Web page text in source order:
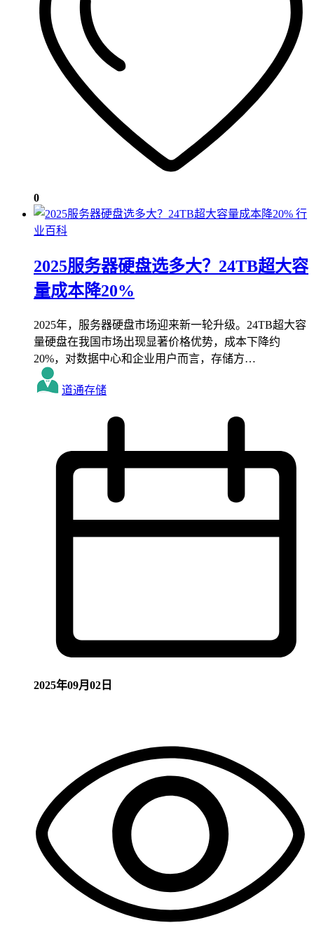
0
行
业百科
2025服务器硬盘选多大？24TB超大容
量成本降20%
2025年，服务器硬盘市场迎来新一轮升级。24TB超大容
量硬盘在我国市场出现显著价格优势，成本下降约
20%，对数据中心和企业用户而言，存储方…
道通存储
2025年09月02日